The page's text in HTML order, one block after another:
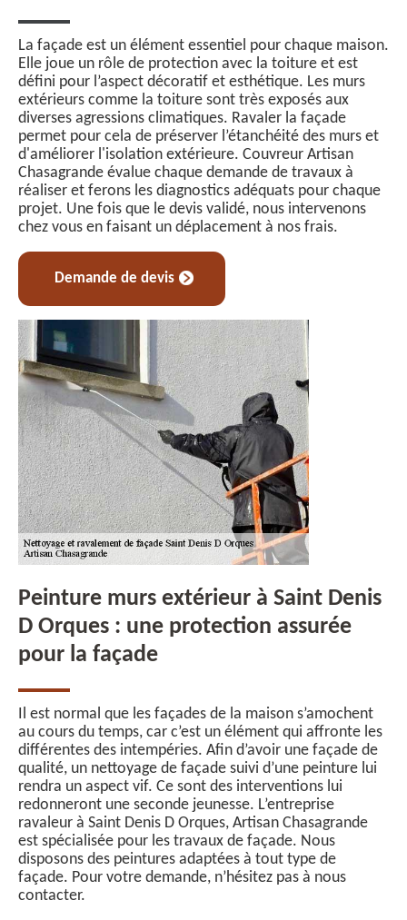
La façade est un élément essentiel pour chaque maison.
Elle joue un rôle de protection avec la toiture et est
défini pour l’aspect décoratif et esthétique. Les murs
extérieurs comme la toiture sont très exposés aux
diverses agressions climatiques. Ravaler la façade
permet pour cela de préserver l’étanchéité des murs et
d'améliorer l'isolation extérieure. Couvreur Artisan
Chasagrande évalue chaque demande de travaux à
réaliser et ferons les diagnostics adéquats pour chaque
projet. Une fois que le devis validé, nous intervenons
chez vous en faisant un déplacement à nos frais.
Demande de devis
Peinture murs extérieur à Saint Denis
D Orques : une protection assurée
pour la façade
Il est normal que les façades de la maison s’amochent
au cours du temps, car c’est un élément qui affronte les
différentes des intempéries. Afin d’avoir une façade de
qualité, un nettoyage de façade suivi d’une peinture lui
rendra un aspect vif. Ce sont des interventions lui
redonneront une seconde jeunesse. L’entreprise
ravaleur à Saint Denis D Orques, Artisan Chasagrande
est spécialisée pour les travaux de façade. Nous
disposons des peintures adaptées à tout type de
façade. Pour votre demande, n’hésitez pas à nous
contacter.